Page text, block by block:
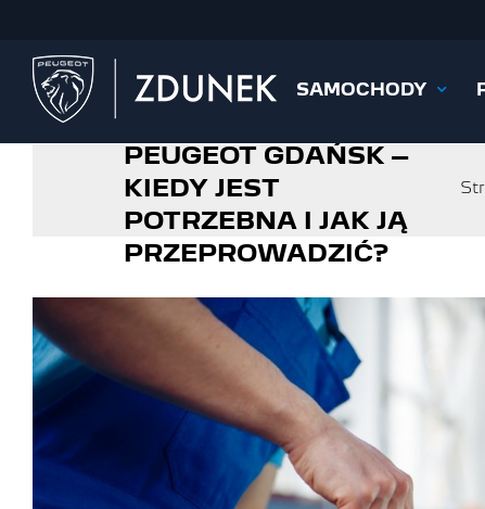
zawartości
SAMOCHODY
PEUGEOT GDAŃSK –
KIEDY JEST
POTRZEBNA I JAK JĄ
PRZEPROWADZIĆ?
większy
obrazek